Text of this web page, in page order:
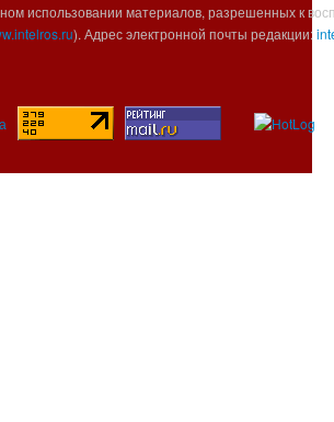
использовании материалов, разрешенных к
). Адрес электронной почты редакции: